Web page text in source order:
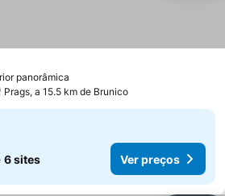
panorâmica
Prags, a 15.5 km de Brunico
6 sites Ver preços